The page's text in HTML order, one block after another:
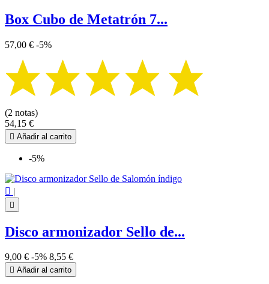
Box Cubo de Metatrón 7...
57,00 € -5%
(2 notas)
54,15 €
 Añadir al carrito
-5%
 |

Disco armonizador Sello de...
9,00 € -5% 8,55 €
 Añadir al carrito